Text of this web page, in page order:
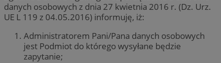
danych osobowych z dnia 27 kwietnia 2016 r. (Dz. Urz.
UE L 119 z 04.05.2016) informuję, iż:
Administratorem Pani/Pana danych osobowych
jest Podmiot do którego wysyłane będzie
zapytanie;